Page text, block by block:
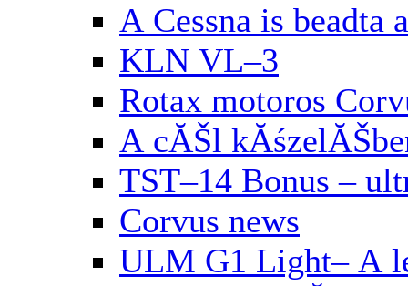
A Cessna is beadta
KLN VL–3
Rotax motoros
A cĂŠl
TST–14 Bonus –
Corvus news
ULM G1 Light– A